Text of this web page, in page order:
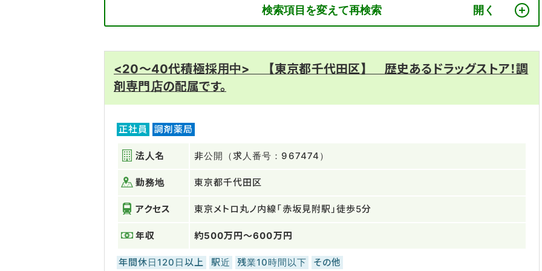
検索項目を変えて再検索
<20～40代積極採用中> 【東京都千代田区】 歴史あるドラッグストア！調
剤専門店の配属です。
正社員 調剤薬局
法人名 非公開（求人番号：967474）
勤務地 東京都千代田区
アクセス 東京メトロ丸ノ内線「赤坂見附駅」徒歩5分
年収 約500万円～600万円
年間休日120日以上 駅近 残業10時間以下 その他